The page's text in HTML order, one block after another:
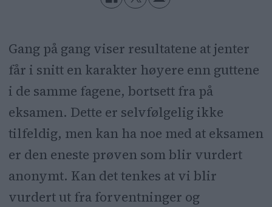
Gang på gang viser resultatene at jenter
får i snitt en karakter høyere enn guttene
i de samme fagene, bortsett fra på
eksamen. Dette er selvfølgelig ikke
tilfeldig, men kan ha noe med at eksamen
er den eneste prøven som blir vurdert
anonymt. Kan det tenkes at vi blir
vurdert ut fra forventninger og